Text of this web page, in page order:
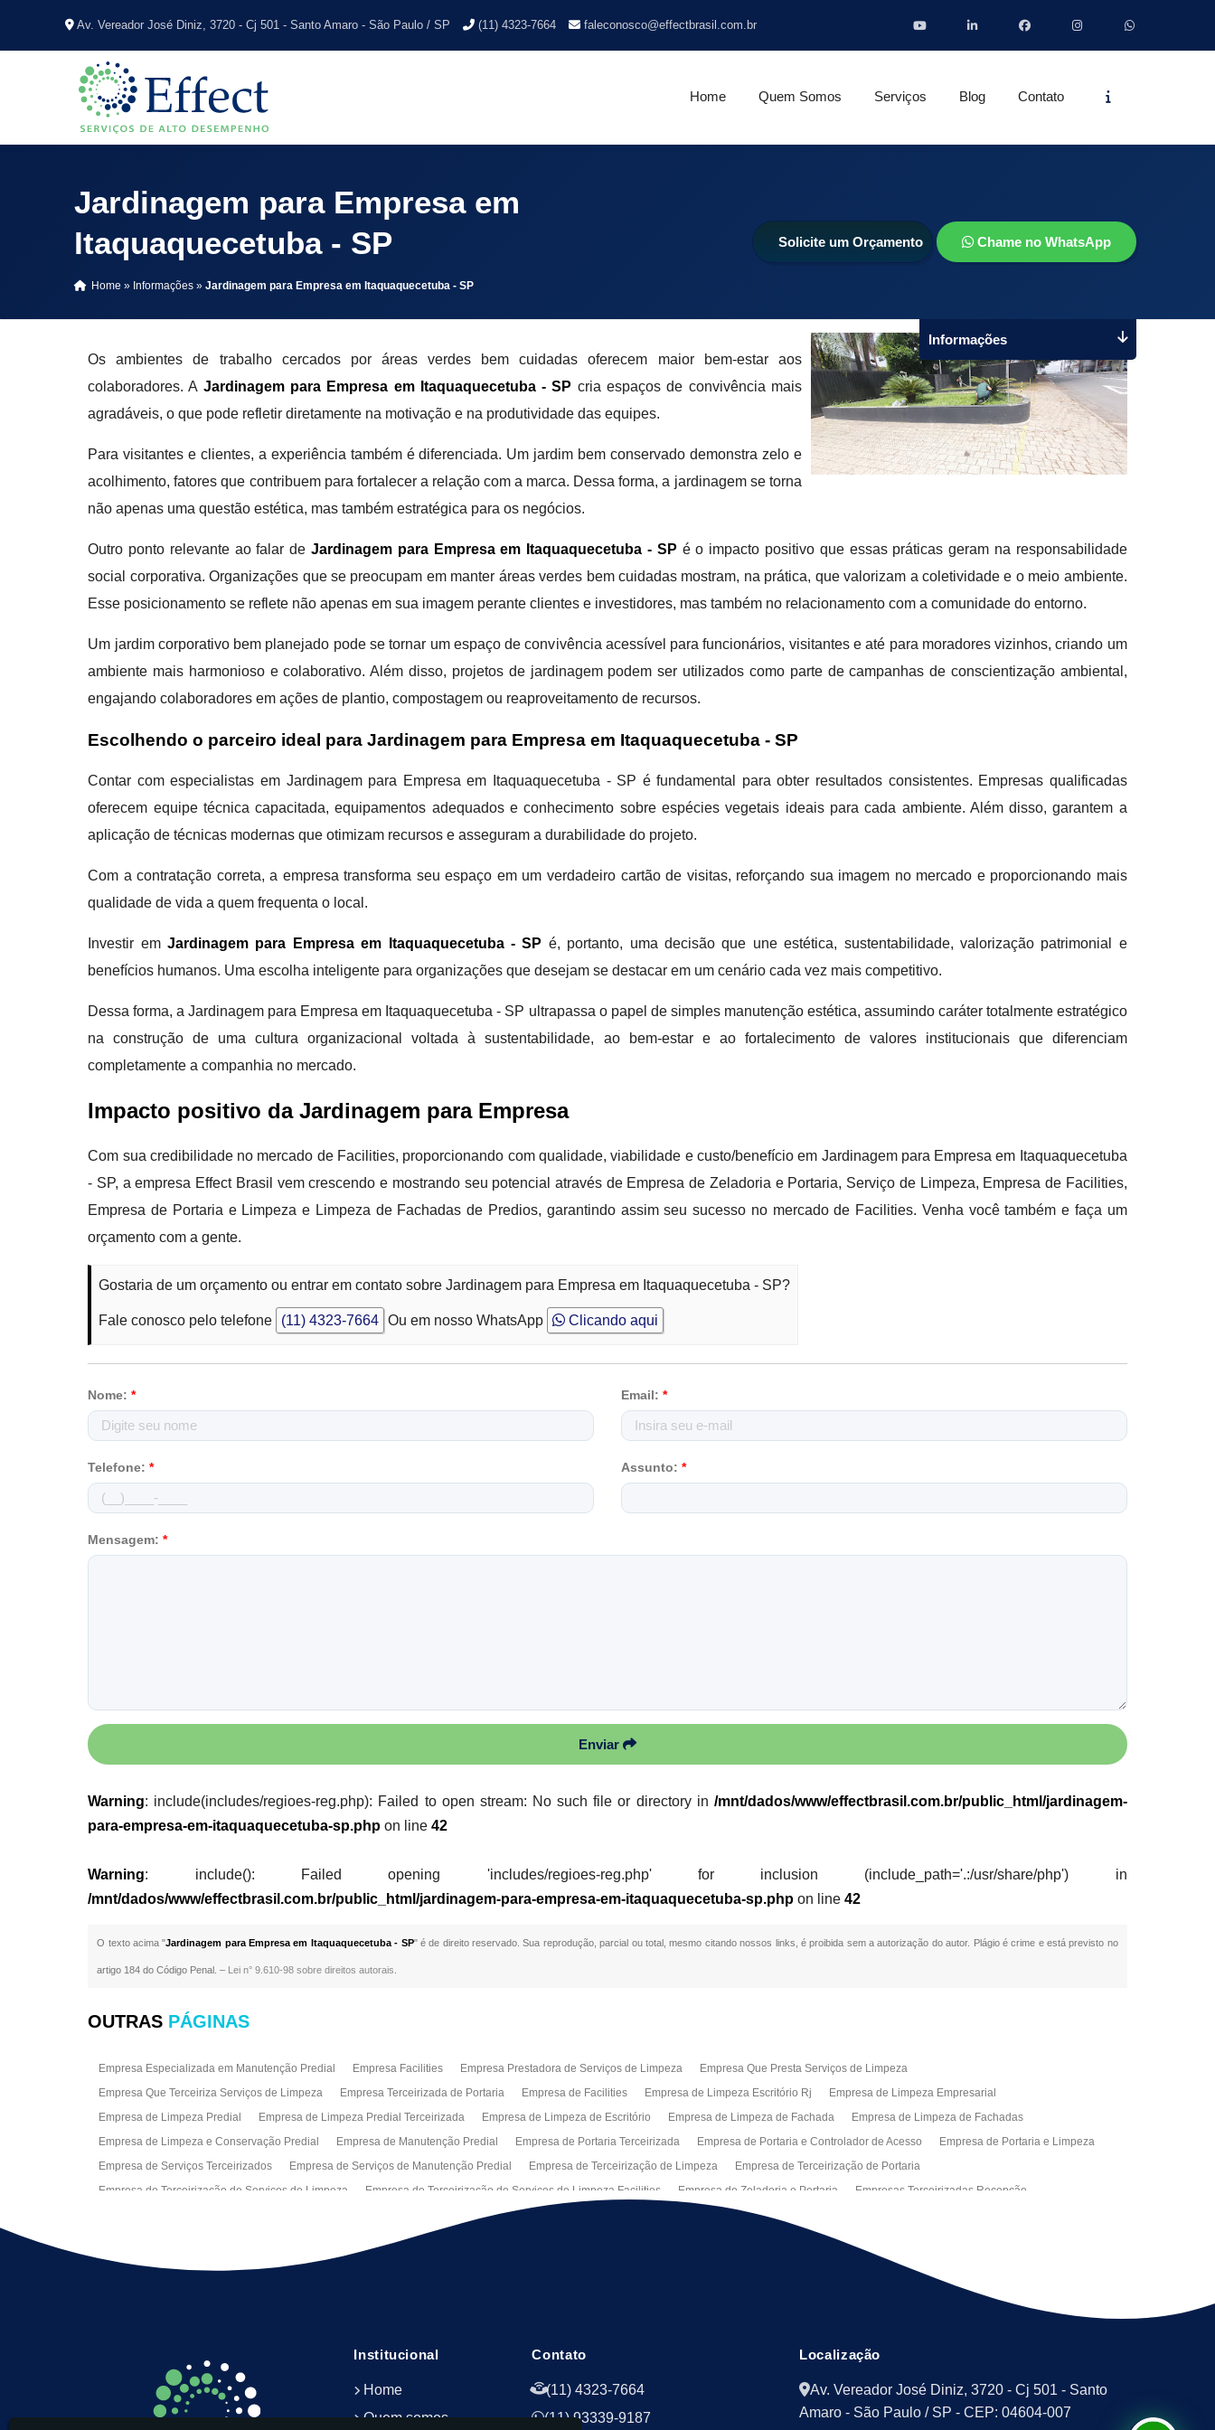
Av. Vereador José Diniz, 3720 - Cj 501 - Santo Amaro - São Paulo / SP (11) 4323-7664 faleconosco@effectbrasil.com.br
Home Quem Somos Serviços Blog Contato
Jardinagem para Empresa em
Itaquaquecetuba - SP
Home » Informações »Jardinagem para Empresa em Itaquaquecetuba - SP
Solicite um Orçamento Chame no WhatsApp
Os ambientes de trabalho cercados por áreas verdes bem cuidadas oferecem maior bem-estar aos
colaboradores. A Jardinagem para Empresa em Itaquaquecetuba - SP cria espaços de convivência mais
agradáveis, o que pode refletir diretamente na motivação e na produtividade das equipes.
Para visitantes e clientes, a experiência também é diferenciada. Um jardim bem conservado demonstra zelo e
acolhimento, fatores que contribuem para fortalecer a relação com a marca. Dessa forma, a jardinagem se torna
não apenas uma questão estética, mas também estratégica para os negócios.
Outro ponto relevante ao falar deJardinagem para Empresa em Itaquaquecetuba - SP é o impacto positivo que essas práticas geram na responsabilidade
social corporativa. Organizações que se preocupam em manter áreas verdes bem cuidadas mostram, na prática, que valorizam a coletividade e o meio ambiente.
Esse posicionamento se reflete não apenas em sua imagem perante clientes e investidores, mas também no relacionamento com a comunidade do entorno.
Um jardim corporativo bem planejado pode se tornar um espaço de convivência acessível para funcionários, visitantes e até para moradores vizinhos, criando um
ambiente mais harmonioso e colaborativo. Além disso, projetos de jardinagem podem ser utilizados como parte de campanhas de conscientização ambiental,
engajando colaboradores em ações de plantio, compostagem ou reaproveitamento de recursos.
Escolhendo o parceiro ideal para Jardinagem para Empresa em Itaquaquecetuba - SP
Contar com especialistas em Jardinagem para Empresa em Itaquaquecetuba - SP é fundamental para obter resultados consistentes. Empresas qualificadas
oferecem equipe técnica capacitada, equipamentos adequados e conhecimento sobre espécies vegetais ideais para cada ambiente. Além disso, garantem a
aplicação de técnicas modernas que otimizam recursos e asseguram a durabilidade do projeto.
Com a contratação correta, a empresa transforma seu espaço em um verdadeiro cartão de visitas, reforçando sua imagem no mercado e proporcionando mais
qualidade de vida a quem frequenta o local.
Investir emJardinagem para Empresa em Itaquaquecetuba - SP é, portanto, uma decisão que une estética, sustentabilidade, valorização patrimonial e
benefícios humanos. Uma escolha inteligente para organizações que desejam se destacar em um cenário cada vez mais competitivo.
Dessa forma, a Jardinagem para Empresa em Itaquaquecetuba - SP ultrapassa o papel de simples manutenção estética, assumindo caráter totalmente estratégico
na construção de uma cultura organizacional voltada à sustentabilidade, ao bem-estar e ao fortalecimento de valores institucionais que diferenciam
completamente a companhia no mercado.
Impacto positivo da Jardinagem para Empresa
Com sua credibilidade no mercado de Facilities, proporcionando com qualidade, viabilidade e custo/benefício em Jardinagem para Empresa em Itaquaquecetuba
- SP, a empresa Effect Brasil vem crescendo e mostrando seu potencial através de Empresa de Zeladoria e Portaria, Serviço de Limpeza, Empresa de Facilities,
Empresa de Portaria e Limpeza e Limpeza de Fachadas de Predios, garantindo assim seu sucesso no mercado de Facilities. Venha você também e faça um
orçamento com a gente.
Gostaria de um orçamento ou entrar em contato sobre Jardinagem para Empresa em Itaquaquecetuba - SP?
Fale conosco pelo telefone (11) 4323-7664 Ou em nosso WhatsApp Clicando aqui
Nome:* Email: *
Telefone:* Assunto: *
Mensagem:*
Enviar
Warning: include(includes/regioes-reg.php): Failed to open stream: No such file or directory in /mnt/dados/www/effectbrasil.com.br/public_html/jardinagem-
para-empresa-em-itaquaquecetuba-sp.php on line42
Warning: include(): Failed opening 'includes/regioes-reg.php' for inclusion (include_path='.:/usr/share/php') in
/mnt/dados/www/effectbrasil.com.br/public_html/jardinagem-para-empresa-em-itaquaquecetuba-sp.php on line42
O texto acima "Jardinagem para Empresa em Itaquaquecetuba - SP" é de direito reservado. Sua reprodução, parcial ou total, mesmo citando nossos links, é proibida sem a autorização do autor. Plágio é crime e está previsto no
artigo 184 do Código Penal. – Lei n° 9.610-98 sobre direitos autorais
Informações
OUTRAS PÁGINAS
Empresa Especializada em Manutenção Predial Empresa Facilities Empresa Prestadora de Serviços de Limpeza
Empresa Que Presta Serviços de Limpeza
Empresa Que Terceiriza Serviços de Limpeza
Empresa Terceirizada de Portaria Empresa de Facilities Empresa de Limpeza Escritório Rj
Empresa de Limpeza Empresarial
Empresa de Limpeza Predial
Empresa de Limpeza Predial Terceirizada Empresa de Limpeza de Escritório Empresa de Limpeza de Fachada
Empresa de Limpeza de Fachadas
Empresa de Limpeza e Conservação Predial
Empresa de Manutenção Predial Empresa de Portaria Terceirizada Empresa de Portaria e Controlador de Acesso
Empresa de Portaria e Limpeza
Empresa de Serviços Terceirizados
Empresa de Serviços de Manutenção Predial Empresa de Terceirização de Limpeza
Empresa de Terceirização de Portaria
Empresa de Terceirização de Serviços de Limpeza
Empresa de Terceirização de Serviços de Limpeza Facilities Empresa de Zeladoria e Portaria
Empresas Terceirizadas Recepção
Empresas de Manutenção Predial Rj Jardinagem para Empresa
Limpeza de Fachadas de Predios Recepção Terceirizada
Serviço de Limpeza Empresarial
Serviço de Limpeza Predial Serviços da Terceirização de Manutenção Predial
Institucional
Home
Quem somos
Contato
(11) 4323-7664
(11) 93339-9187
Localização
Av. Vereador José Diniz, 3720 - Cj 501 - Santo
Amaro - São Paulo / SP - CEP: 04604-007